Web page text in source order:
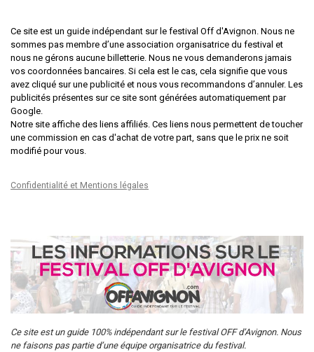
Ce site est un guide indépendant sur le festival Off d'Avignon. Nous ne
sommes pas membre d’une association organisatrice du festival et
nous ne gérons aucune billetterie. Nous ne vous demanderons jamais
vos coordonnées bancaires. Si cela est le cas, cela signifie que vous
avez cliqué sur une publicité et nous vous recommandons d’annuler. Les
publicités présentes sur ce site sont générées automatiquement par
Google.
Notre site affiche des liens affiliés. Ces liens nous permettent de toucher
une commission en cas d'achat de votre part, sans que le prix ne soit
modifié pour vous.
Confidentialité et Mentions légales
Ce site est un guide 100% indépendant sur le festival OFF d’Avignon. Nous
ne faisons pas partie d’une équipe organisatrice du festival.